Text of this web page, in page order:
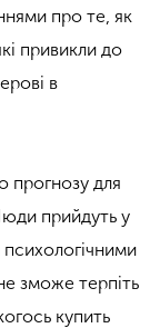
про те, як
привикли до
в
прогнозу для
прийдуть у
зможе терпіть
купить